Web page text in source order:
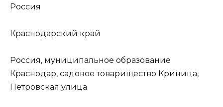
Россия
Краснодарский край
Россия, муниципальное образование
Краснодар, садовое товарищество Криница,
Петровская улица